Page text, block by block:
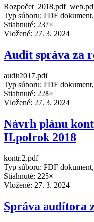
Typ súboru: PDF
Stiahnuté: 237×
Vložené: 27. 3. 2024
Audit správa za
audit2017.pdf
Typ súboru: PDF
Stiahnuté: 228×
Vložené: 27. 3. 2024
Návrh plánu
II.polrok 2018
kontr.2.pdf
Typ súboru: PDF
Stiahnuté: 225×
Vložené: 27. 3. 2024
Správa audítora